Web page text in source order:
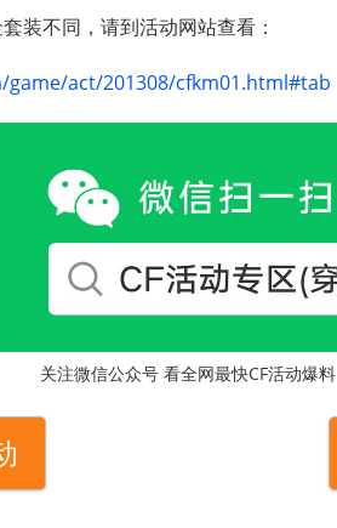
装不同，请到活动网站查看：
act/201308/cfkm01.html#tab
关注微信公众号 看全网最快CF活动爆料